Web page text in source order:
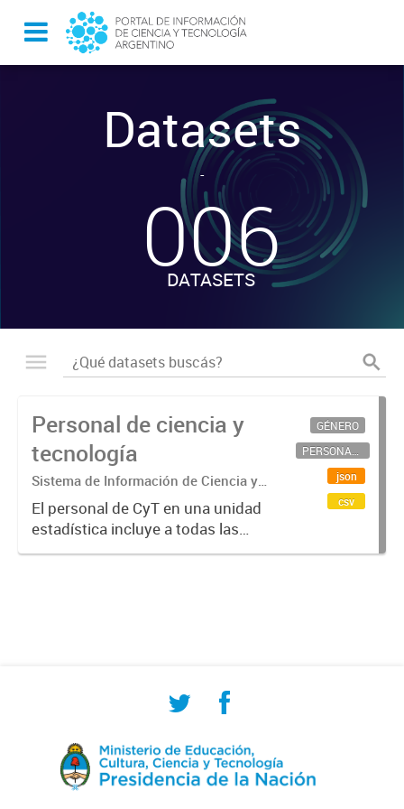
Datasets
-
006
DATASETS
Personal de ciencia y
tecnología
Sistema de Información de Ciencia y
Tecnología Argentino (SICYTAR)
El personal de CyT en una unidad
estadística incluye a todas las
personas involucradas
GÉNERO
PERSONAL CIENTÍFICO-TECNOLÓGICO
json
csv